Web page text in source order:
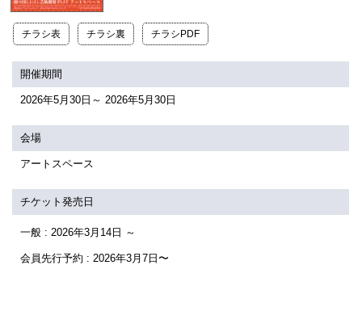
サービス
座席表
プラットニュース 出版物・映像
交通アクセス
チラシ表 チラシ裏 チラシPDF
開催期間
2026年5月30日～ 2026年5月30日
会場
アートスペース
チケット発売日
一般 : 2026年3月14日 ～
会員先行予約 : 2026年3月7日〜
施設の利用について
サポート
関連団体・施設